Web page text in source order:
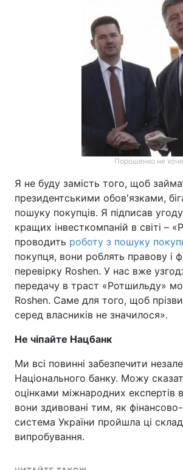
Порошенко не
Я не буду замість того, щоб
президентськими обов'язками,
пошуку покупців. Я підписав
кращих інвесткомпаній в світі –
проводить роботу з пошуку
покупця, вони роблять правову і
перевірку Roshen. У нас вже
передачу в траст «Ротшильду»
Roshen. Саме для того, щоб
серед власників не значилося».
Не чіпайте Нацбанк
Ми всі повинні забезпечити
Національного банку. Можу
оцінками міжнародних експертів
вони здивовані тим, як фінансово-
система України пройшла ці
випробування.